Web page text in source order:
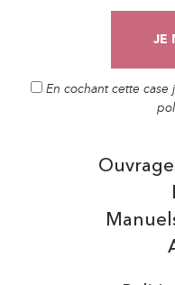
En cochant cette